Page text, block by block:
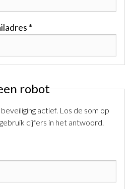
*
robot
actief. Los de som op
cijfers in het antwoord.